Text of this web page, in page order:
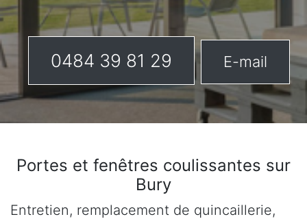
0484 39 81 29 E-mail
Portes et fenêtres coulissantes sur
Bury
Entretien, remplacement de quincaillerie,